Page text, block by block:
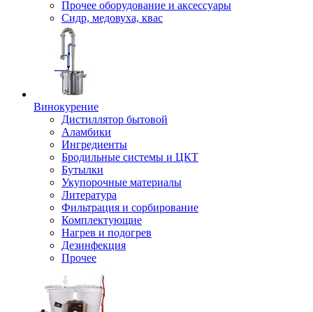
Прочее оборудование и аксессуары
Сидр, медовуха, квас
Винокурение
Дистиллятор бытовой
Аламбики
Ингредиенты
Бродильные системы и ЦКТ
Бутылки
Укупорочные материалы
Литература
Фильтрация и сорбирование
Комплектующие
Нагрев и подогрев
Дезинфекция
Прочее